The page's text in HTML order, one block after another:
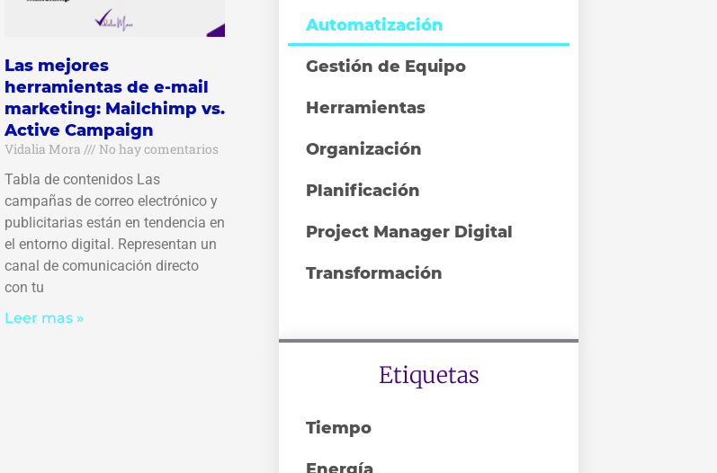
Las mejores
herramientas de e-mail
marketing: Mailchimp vs.
Active Campaign
Vidalia Mora
No hay comentarios
Tabla de contenidos Las
campañas de correo electrónico y
publicitarias están en tendencia en
el entorno digital. Representan un
canal de comunicación directo
con tu
Leer mas »
Automatización
Gestión de Equipo
Herramientas
Organización
Planificación
Project Manager Digital
Transformación
Etiquetas
Tiempo